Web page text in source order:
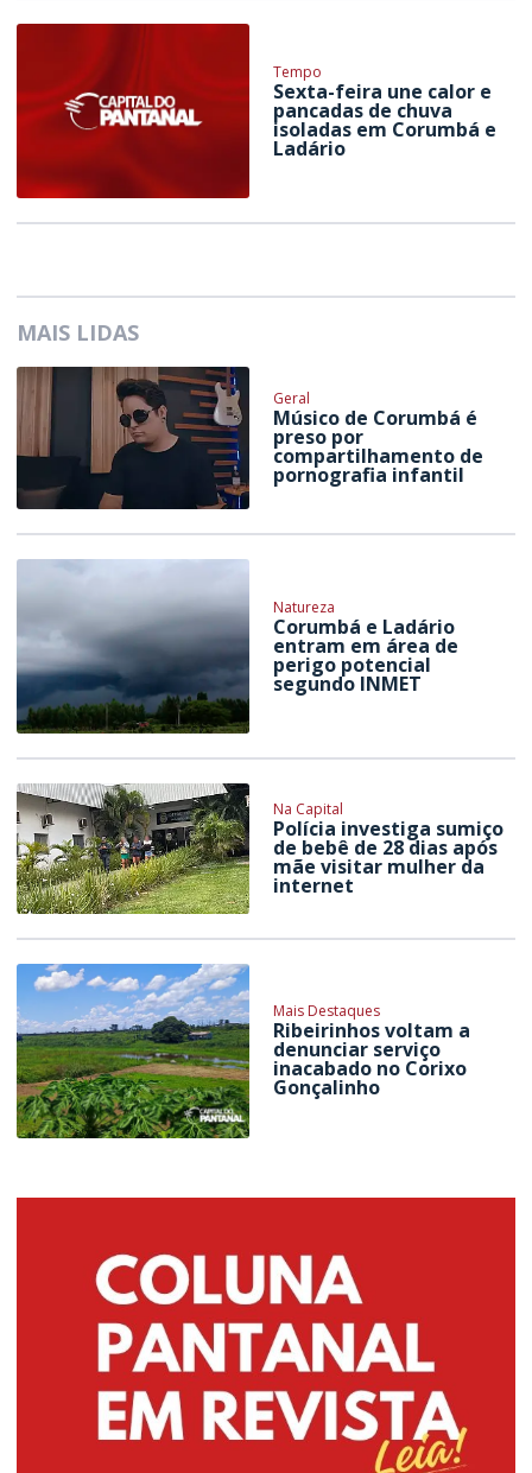
Tempo
Sexta-feira une calor e
pancadas de chuva
isoladas em Corumbá e
Ladário
MAIS LIDAS
Geral
Músico de Corumbá é
preso por
compartilhamento de
pornografia infantil
Natureza
Corumbá e Ladário
entram em área de
perigo potencial
segundo INMET
Na Capital
Polícia investiga sumiço
de bebê de 28 dias após
mãe visitar mulher da
internet
Mais Destaques
Ribeirinhos voltam a
denunciar serviço
inacabado no Corixo
Gonçalinho